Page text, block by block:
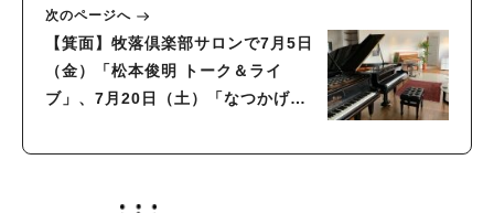
次のページへ
【箕面】牧落倶楽部サロンで7月5日
（金）「松本俊明 トーク＆ライ
ブ」、7月20日（土）「なつかげコ